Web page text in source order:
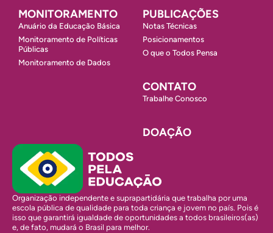
MONITORAMENTO
Anuário da Educação Básica
Monitoramento de Políticas
Públicas
Monitoramento de Dados
PUBLICAÇÕES
Notas Técnicas
Posicionamentos
O que o Todos Pensa
CONTATO
Trabalhe Conosco
DOAÇÃO
Organização independente e suprapartidária que trabalha por uma
escola pública de qualidade para toda criança e jovem no país. Pois é
isso que garantirá igualdade de oportunidades a todos brasileiros(as)
e, de fato, mudará o Brasil para melhor.